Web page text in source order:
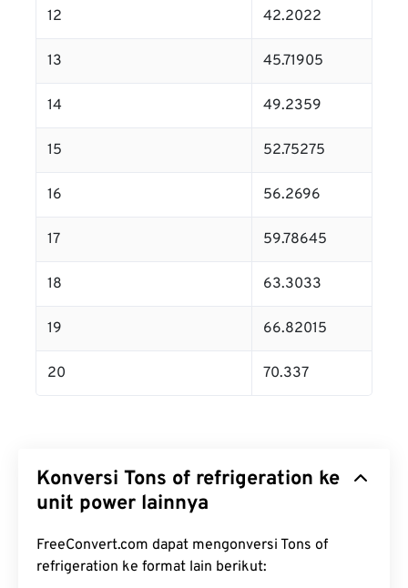
12 42.2022
13 45.71905
14 49.2359
15 52.75275
16 56.2696
17 59.78645
18 63.3033
19 66.82015
20 70.337
Konversi Tons of refrigeration ke
unit power lainnya
FreeConvert.com dapat mengonversi Tons of
refrigeration ke format lain berikut: